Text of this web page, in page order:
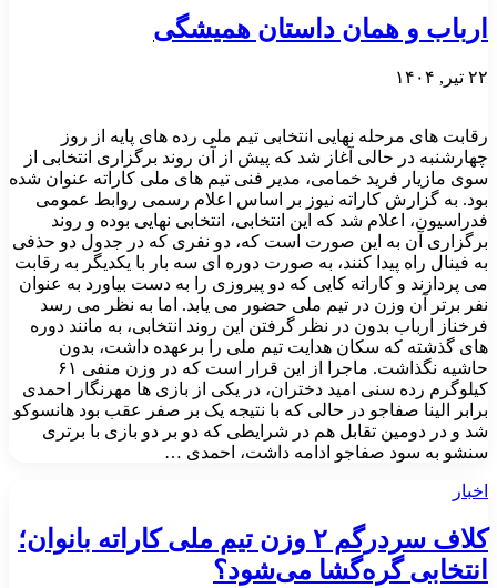
ارباب و همان داستان همیشگی
۲۲ تیر, ۱۴۰۴
رقابت های مرحله نهایی انتخابی تیم ملی رده های پایه از روز
چهارشنبه در حالی آغاز شد که پیش از آن روند برگزاری انتخابی از
سوی مازیار فرید خمامی، مدیر فنی تیم های ملی کاراته عنوان شده
بود. به گزارش کاراته نیوز بر اساس اعلام رسمی روابط عمومی
فدراسیون، اعلام شد که این انتخابی، انتخابی نهایی بوده و روند
برگزاری آن به این صورت است که، دو نفری که در جدول دو حذفی
به فینال راه پیدا کنند، به صورت دوره ای سه بار با یکدیگر به رقابت
می پردازند و کاراته کایی که دو پیروزی را به دست بیاورد به عنوان
نفر برتر آن وزن در تیم ملی حضور می یابد. اما به نظر می رسد
فرخناز ارباب بدون در نظر گرفتن این روند انتخابی، به مانند دوره
های گذشته که سکان هدایت تیم ملی را برعهده داشت، بدون
حاشیه نگذاشت. ماجرا از این قرار است که در وزن منفی ۶۱
کیلوگرم رده سنی امید دختران، در یکی از بازی ها مهرنگار احمدی
برابر الینا صفاجو در حالی که با نتیجه یک بر صفر عقب بود هانسوکو
شد و در دومین تقابل هم در شرایطی که دو بر دو بازی با برتری
سنشو به سود صفاجو ادامه داشت، احمدی …
اخبار
کلاف سردرگم ۲ وزن تیم ملی کاراته بانوان؛
انتخابی گره‌گشا می‌شود؟